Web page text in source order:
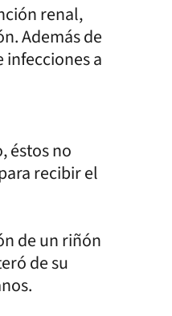
renal,
Además de
infecciones a
éstos no
recibir el
de un riñón
de su